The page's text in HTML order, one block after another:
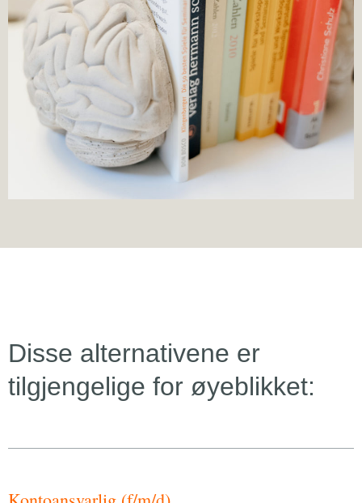
Disse alternativene er
tilgjengelige for øyeblikket: